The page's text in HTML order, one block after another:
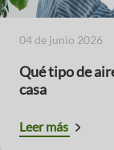
04 de junio 2026
Qué tipo de
casa
Leer más